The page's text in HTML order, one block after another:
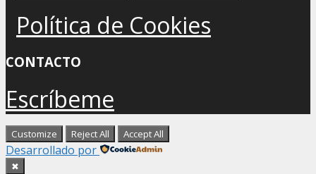
Política de Cookies
CONTACTO
Escríbeme
Customize Reject All Accept All
Desarrollado por
✖